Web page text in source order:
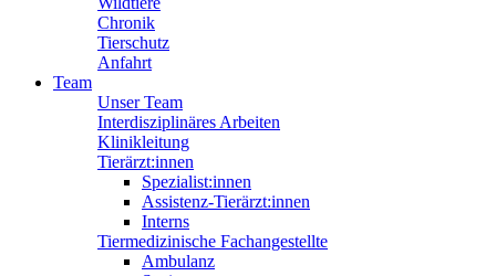
Chronik
Tierschutz
Anfahrt
Team
Unser Team
Interdisziplinäres Arbeiten
Klinikleitung
Tierärzt:innen
Spezialist:innen
Assistenz-Tierärzt:innen
Interns
Tiermedizinische Fachangestellte
Ambulanz